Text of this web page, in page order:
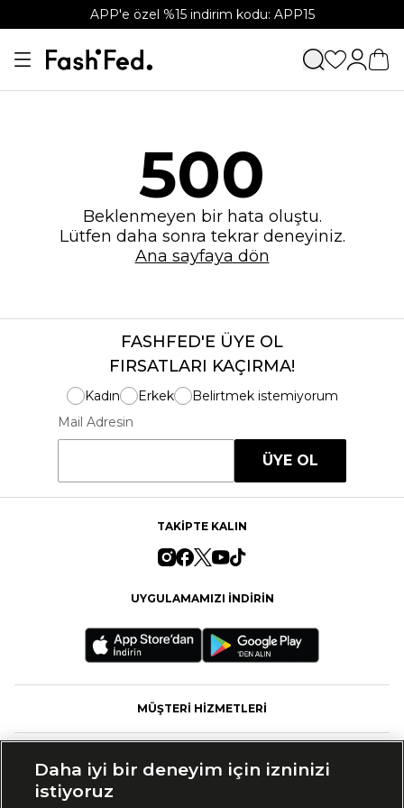
APP'e özel %15 indirim kodu: APP15
500
Beklenmeyen bir hata oluştu.
Lütfen daha sonra tekrar deneyiniz.
Ana sayfaya dön
FASHFED'E ÜYE OL
FIRSATLARI KAÇIRMA!
Kadın Erkek
Belirtmek istemiyorum
Mail Adresin
ÜYE OL
TAKİPTE KALIN
UYGULAMAMIZI İNDİRİN
MÜŞTERİ HİZMETLERİ
Daha iyi bir deneyim için izninizi
istiyoruz